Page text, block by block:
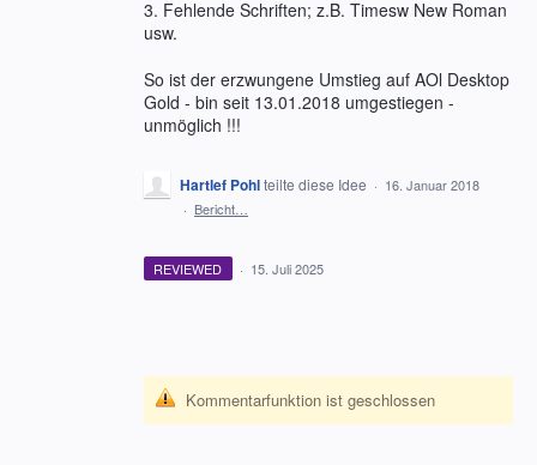
3. Fehlende Schriften; z.B. Timesw New Roman
usw.
So ist der erzwungene Umstieg auf AOl Desktop
Gold - bin seit 13.01.2018 umgestiegen -
unmöglich !!!
Hartlef Pohlteilte diese Idee · 16. Januar 2018
· Bericht…
REVIEWED · 15. Juli 2025
Kommentarfunktion ist geschlossen